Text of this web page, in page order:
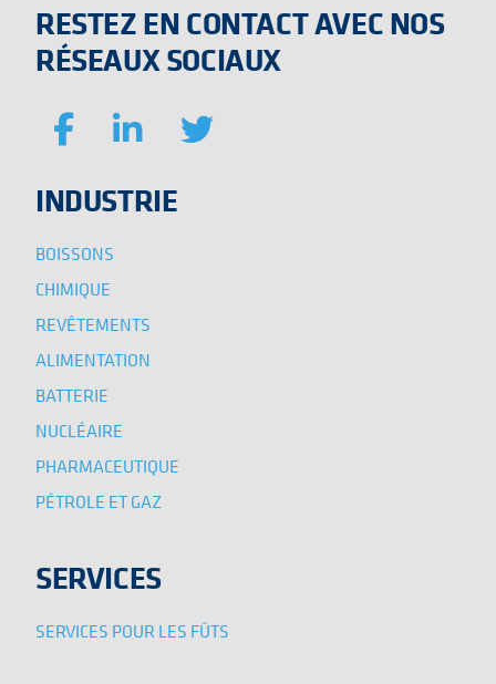
RESTEZ EN CONTACT AVEC NOS
RÉSEAUX SOCIAUX
INDUSTRIE
BOISSONS
CHIMIQUE
REVÊTEMENTS
ALIMENTATION
BATTERIE
NUCLÉAIRE
PHARMACEUTIQUE
PÉTROLE ET GAZ
SERVICES
SERVICES POUR LES FÛTS